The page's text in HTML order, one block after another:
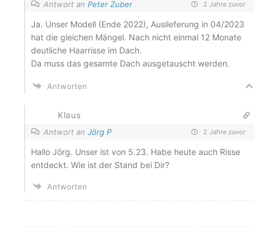
Antwort an Peter Zuber 2 Jahre zuvor
Ja. Unser Modell (Ende 2022), Auslieferung in 04/2023
hat die gleichen Mängel. Nach nicht einmal 12 Monate
deutliche Haarrisse im Dach.
Da muss das gesamte Dach ausgetauscht werden.
Antworten
Klaus
Antwort an Jörg P 2 Jahre zuvor
Hallo Jörg. Unser ist von 5.23. Habe heute auch Risse
entdeckt. Wie ist der Stand bei Dir?
Antworten